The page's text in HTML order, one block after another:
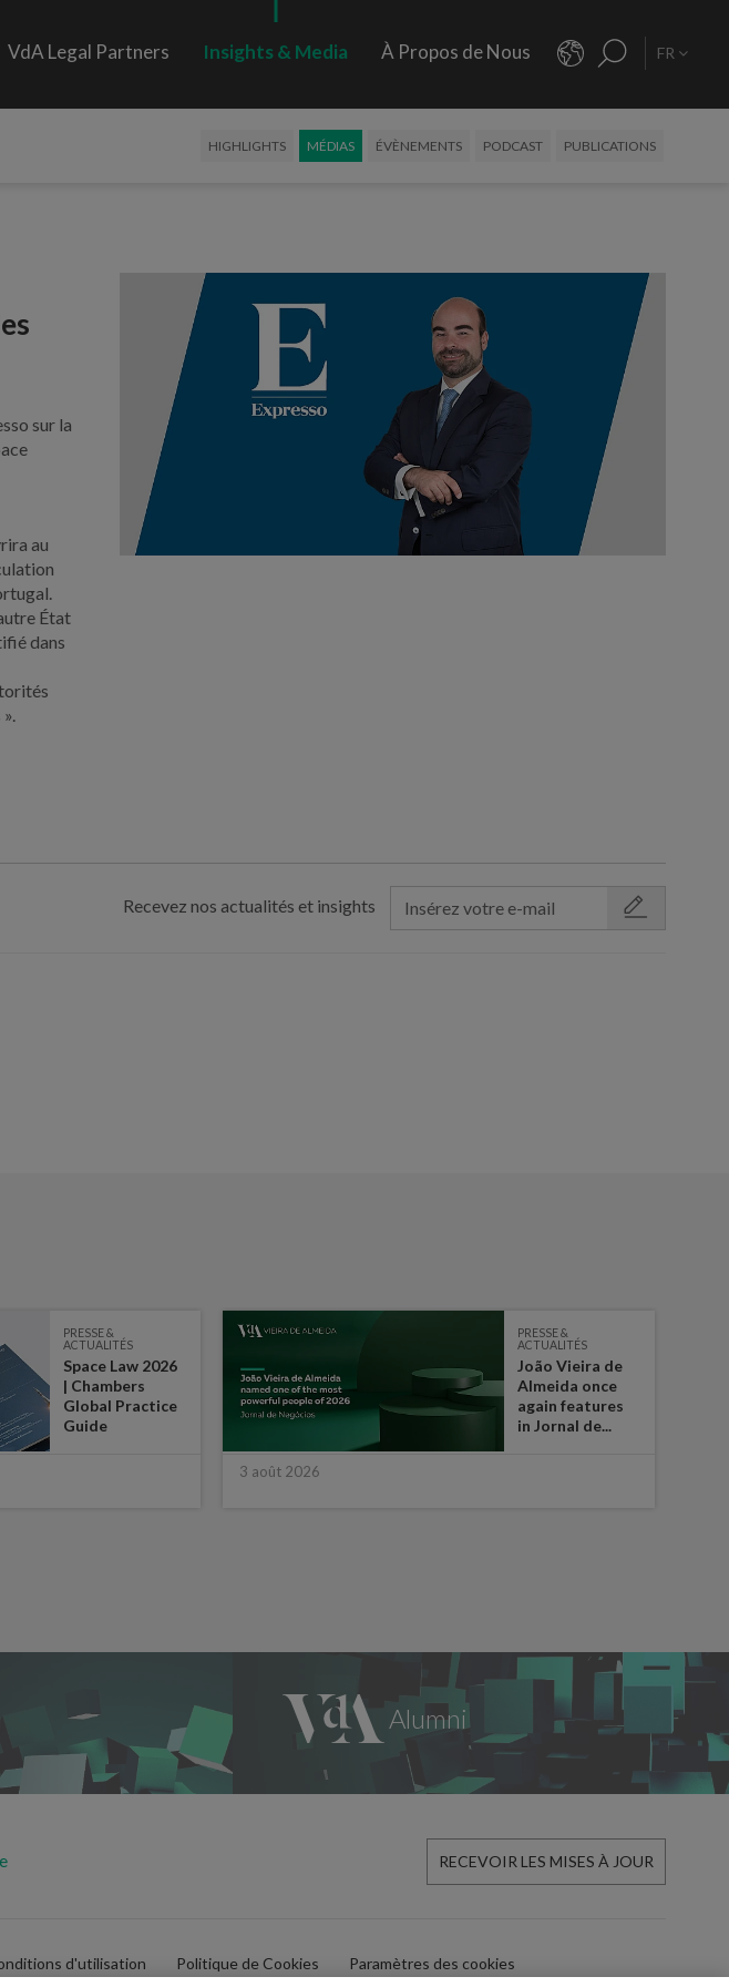
VdA Legal Partners Insights & Media À Propos de Nous FR
HIGHLIGHTS MÉDIAS ÉVÈNEMENTS PODCAST PUBLICATIONS
sur la
au
État
dans
Recevez nos actualités et insights
PRESSE &
ACTUALITÉS
Space Law 2026
| Chambers
Global Practice
Guide
PRESSE &
ACTUALITÉS
João Vieira de
Almeida once
again features
in Jornal de...
3 août 2026
RECEVOIR LES MISES À JOUR
d'utilisation Politique de Cookies Paramètres des cookies